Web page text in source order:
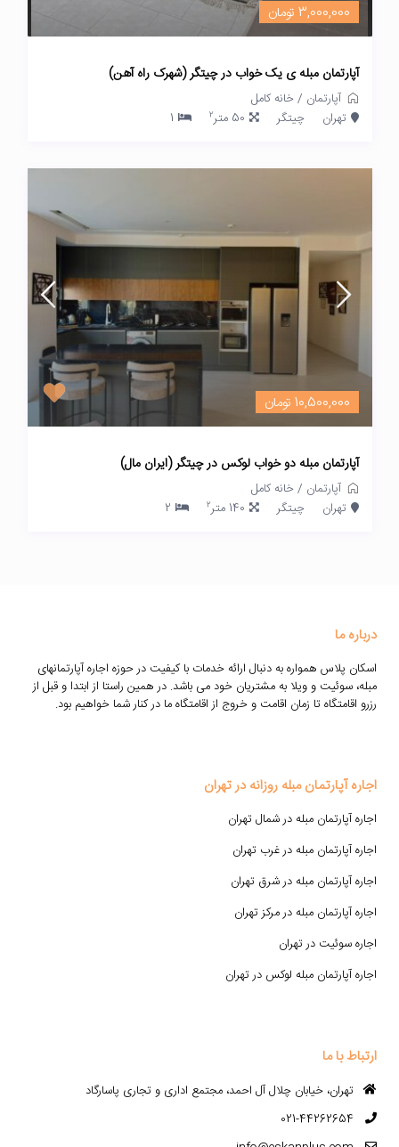
3,000,000 تومان
آپارتمان مبله ی یک خواب در چیتگر (شهرک راه آهن)
آپارتمان /خانه کامل
تهران
چیتگر 50 متر 2
1
10,500,000 تومان
آپارتمان مبله دو خواب لوکس در چیتگر (ایران مال)
آپارتمان /خانه کامل
تهران
چیتگر 140 متر 2
2
درباره ما
اسکان پلاس همواره به دنبال ارائه خدمات با کیفیت در حوزه اجاره آپارتمانهای
مبله، سوئیت و ویلا به مشتریان خود می باشد. در همین راستا از ابتدا و قبل از
رزرو اقامتگاه تا زمان اقامت و خروج از اقامتگاه ما در کنار شما خواهیم بود.
اجاره آپارتمان مبله روزانه در تهران
اجاره آپارتمان مبله در شمال تهران
اجاره آپارتمان مبله در غرب تهران
اجاره آپارتمان مبله در شرق تهران
اجاره آپارتمان مبله در مرکز تهران
اجاره سوئیت در تهران
اجاره آپارتمان مبله لوکس در تهران
ارتباط با ما
تهران، خیابان چلال آل احمد، مجتمع اداری و تجاری پاسارگاد
021-44262654